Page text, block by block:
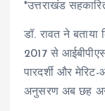
*उत्तराखंड
डॉ. रावत ने
2017 से
पारदर्शी और
अनुसरण अब छह